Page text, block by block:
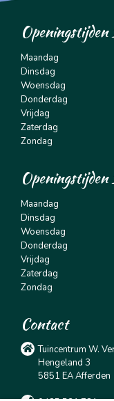
Maandag
Dinsdag
Woensdag
Donderdag
Vrijdag
Zaterdag
Zondag
Maandag
Dinsdag
Woensdag
Donderdag
Vrijdag
Zaterdag
Zondag
Contact
Tuincentrum W.
Hengeland 3
5851 EA Afferden